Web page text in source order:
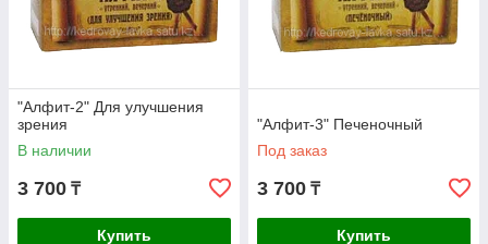
"Алфит-2" Для улучшения
зрения
В наличии
3 700 ₸
Купить
"Алфит-3" Печеночный
Под заказ
3 700 ₸
Купить